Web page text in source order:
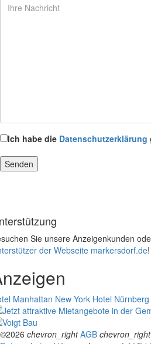
Ich habe die Datenschutzerklärung
Sie unsere Anzeigenkunden
der Webseite markersdorf.de!
Manhattan New York Hotel Nürnberg
©2026 chevron_right AGB chevron_right